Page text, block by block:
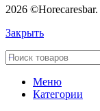
2026
Закрыть
Меню
Категории